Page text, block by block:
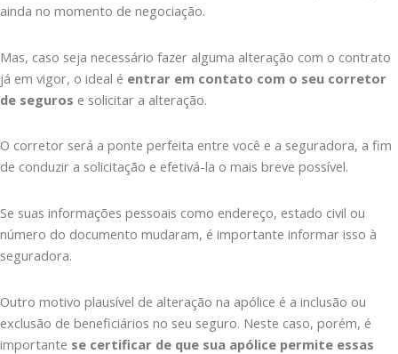
ainda no momento de negociação.
Mas, caso seja necessário fazer alguma alteração com o contrato
já em vigor, o ideal é entrar em contato com o seu corretor
de seguros e solicitar a alteração.
O corretor será a ponte perfeita entre você e a seguradora, a fim
de conduzir a solicitação e efetivá-la o mais breve possível.
Se suas informações pessoais como endereço, estado civil ou
número do documento mudaram, é importante informar isso à
seguradora.
Outro motivo plausível de alteração na apólice é a inclusão ou
exclusão de beneficiários no seu seguro. Neste caso, porém, é
importante se certificar de que sua apólice permite essas